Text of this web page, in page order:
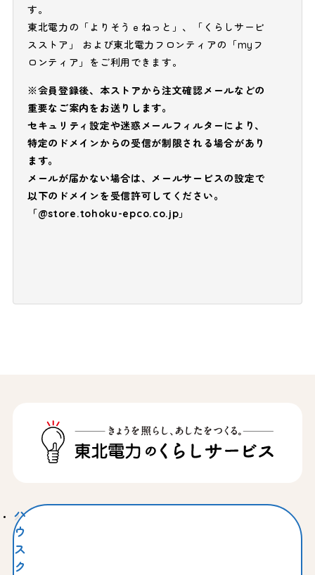
す。
東北電力の「よりそうｅねっと」、「くらしサービ
スストア」 および東北電力フロンティアの「myフ
ロンティア」をご利用できます。
※会員登録後、本ストアから注文確認メールなどの
重要なご案内をお送りします。
セキュリティ設定や迷惑メールフィルターにより、
特定のドメインからの受信が制限される場合があり
ます。
メールが届かない場合は、メールサービスの設定で
以下のドメインを受信許可してください。
「@store.tohoku-epco.co.jp」
ハ
ウ
ス
ク